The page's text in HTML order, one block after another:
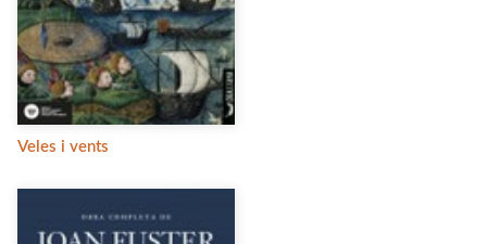
Veles i vents